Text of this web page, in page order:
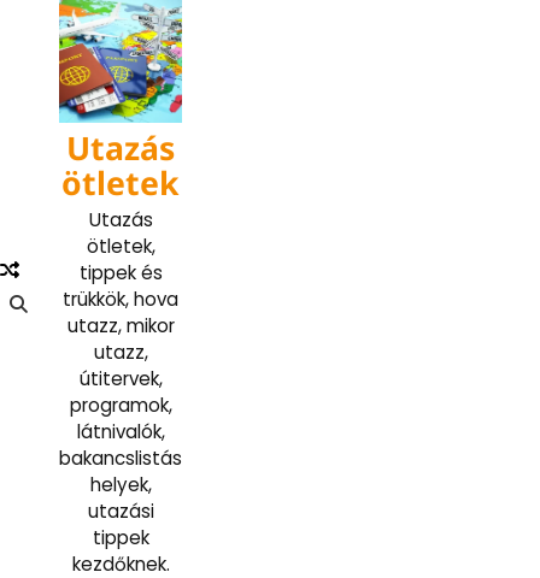
content
Utazás
ötletek
Utazás
ötletek,
tippek és
trükkök, hova
utazz, mikor
utazz,
útitervek,
programok,
látnivalók,
bakancslistás
helyek,
utazási
tippek
kezdőknek.